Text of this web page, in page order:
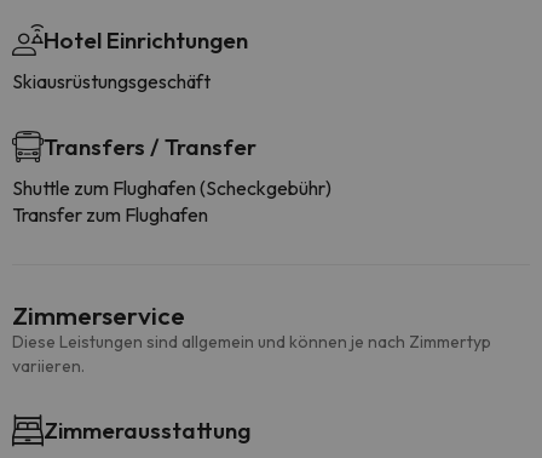
Hotel Einrichtungen
Skiausrüstungsgeschäft
Transfers / Transfer
Shuttle zum Flughafen (Scheckgebühr)
Transfer zum Flughafen
Zimmerservice
Diese Leistungen sind allgemein und können je nach Zimmertyp
variieren.
Zimmerausstattung